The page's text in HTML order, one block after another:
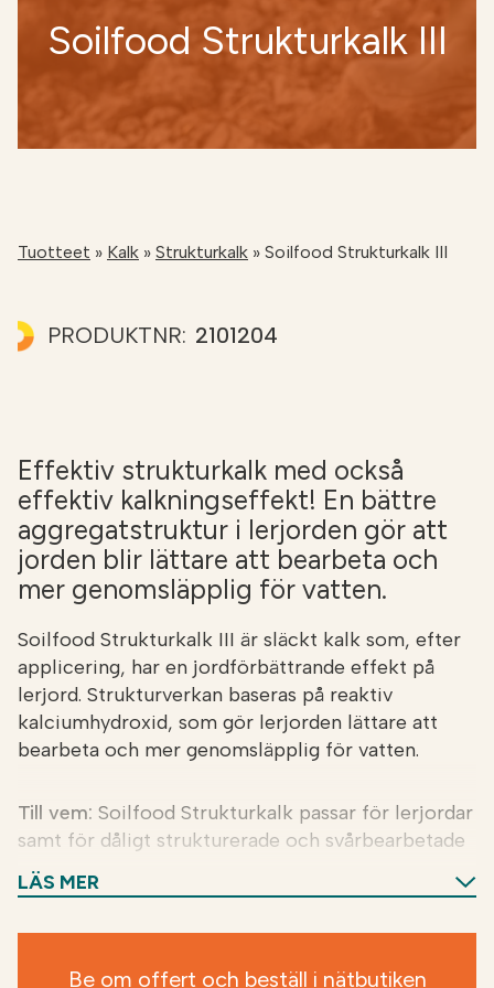
NÄTBUTIKEN
Soilfood Strukturkalk III
Tuotteet » Kalk » Strukturkalk » Soilfood Strukturkalk III
PRODUKTNR: 2101204
Effektiv strukturkalk med också
effektiv kalkningseffekt! En bättre
aggregatstruktur i lerjorden gör att
jorden blir lättare att bearbeta och
mer genomsläpplig för vatten.
Soilfood Strukturkalk III är släckt kalk som, efter
applicering, har en jordförbättrande effekt på
lerjord. Strukturverkan baseras på reaktiv
kalciumhydroxid, som gör lerjorden lättare att
bearbeta och mer genomsläpplig för vatten.
Till vem: Soilfood Strukturkalk passar för lerjordar
samt för dåligt strukturerade och svårbearbetade
lerblock. Produkten är väl lämpad för kalkning av
åkrar med hög fosforhalt.
LÄS MER
Be om offert och beställ i nätbutiken